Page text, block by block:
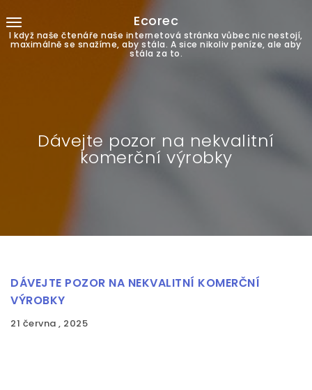
Ecorec
I když naše čtenáře naše internetová stránka vůbec nic nestojí,
maximálně se snažíme, aby stála. A sice nikoliv peníze, ale aby
stála za to.
Dávejte pozor na nekvalitní
komerční výrobky
DÁVEJTE POZOR NA NEKVALITNÍ KOMERČNÍ
VÝROBKY
21 června , 2025